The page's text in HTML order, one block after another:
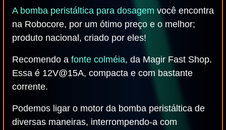
A bomba peristáltica para dosagem você encontra
na Robocore, por um ótimo preço e o melhor;
produto nacional, criado por eles!
Recomendo a fonte colméia, da Magir Fast Shop.
Essa é 12V@15A, compacta e com bastante
corrente.
Podemos ligar o motor da bomba peristáltica de
diversas maneiras, interrompendo-a com